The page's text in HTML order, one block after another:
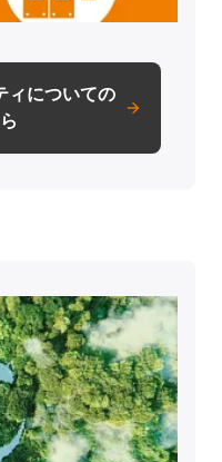
ィについての